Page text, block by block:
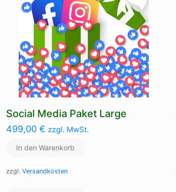
Social Media Paket Large
499,00 € zzgl. MwSt.
In den Warenkorb
zzgl. Versandkosten